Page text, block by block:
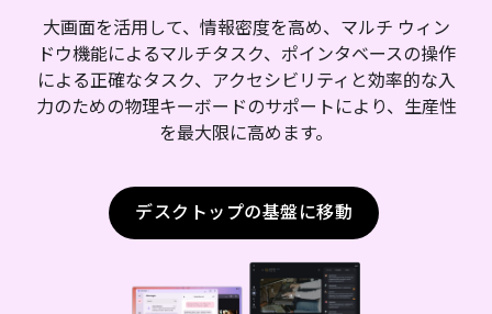
大画面を活用して、情報密度を高め、マルチ ウィン
ドウ機能によるマルチタスク、ポインタベースの操作
による正確なタスク、アクセシビリティと効率的な入
力のための物理キーボードのサポートにより、生産性
を最大限に高めます。
デスクトップの基盤に移動